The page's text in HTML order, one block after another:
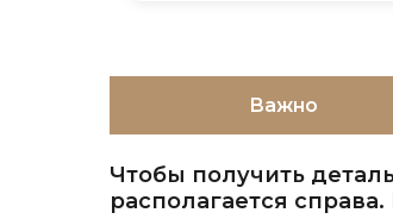
Важно
Чтобы получить
располагается